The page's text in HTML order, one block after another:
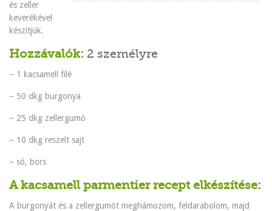
és zeller
keverékével
készítjük.
Hozzávalók: 2 személyre
– 1 kacsamell filé
– 50 dkg burgonya
– 25 dkg zellergumó
– 10 dkg reszelt sajt
– só, bors
A kacsamell parmentier recept elkészítése:
A burgonyát és a zellergumót meghámozom, feldarabolom, majd